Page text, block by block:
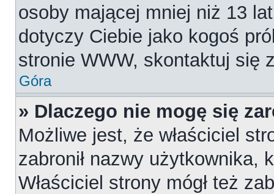
osoby mającej mniej niż 13
dotyczy Ciebie jako kogoś
stronie WWW, skontaktuj się
Góra
» Dlaczego nie mogę się
Możliwe jest, że właściciel
zabronił nazwy użytkownika,
Właściciel strony mógł też